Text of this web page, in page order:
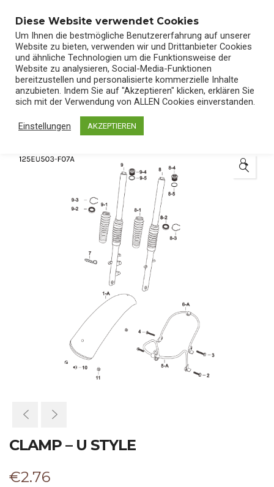
Start/Shop/Ersatzteile
🔍
CLAMP – U STYLE
€2.76
Diese Website verwendet Cookies
Um Ihnen die bestmögliche Benutzererfahrung auf unserer
Website zu bieten, verwenden wir und Drittanbieter Cookies
und ähnliche Technologien um die Funktionsweise der
Website zu analysieren, Social-Media-Funktionen
bereitzustellen und personalisierte kommerzielle Inhalte
anzubieten. Indem Sie auf "Akzeptieren" klicken, erklären Sie
sich mit der Verwendung von ALLEN Cookies einverstanden.
Einstellungen AKZEPTIEREN